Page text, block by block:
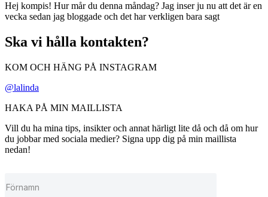
Hej kompis! Hur mår du denna måndag? Jag inser ju nu att det är en
vecka sedan jag bloggade och det har verkligen bara sagt
Ska vi hålla kontakten?
KOM OCH HÄNG PÅ INSTAGRAM
@lalinda
HAKA PÅ MIN MAILLISTA
Vill du ha mina tips, insikter och annat härligt lite då och då om hur
du jobbar med sociala medier? Signa upp dig på min maillista
nedan!